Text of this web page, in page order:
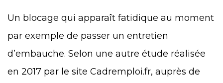
Un blocage qui apparaît fatidique au moment
par exemple de passer un entretien
d’embauche. Selon une autre étude réalisée
en 2017 par le site Cadremploi.fr, auprès de